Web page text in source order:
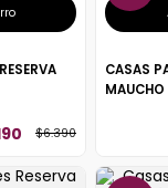
$6.390
CASAS